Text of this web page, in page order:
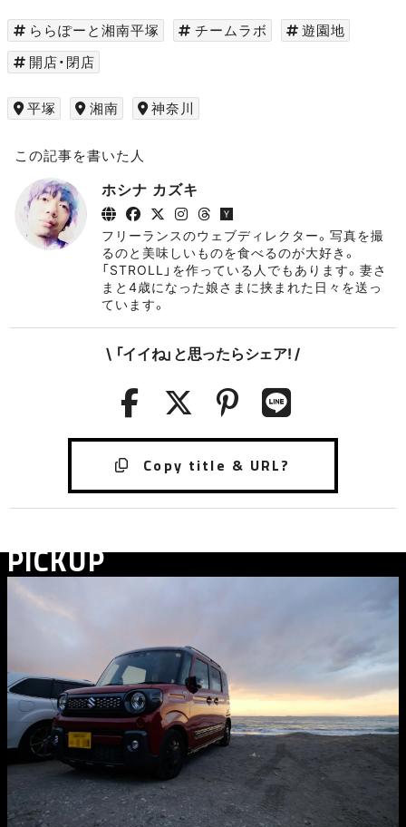
ららぽーと湘南平塚 チームラボ
遊園地
開店・閉店
平塚 湘南 神奈川
この記事を書いた人
ホシナ カズキ
フリーランスのウェブディレクター。写真を撮
るのと美味しいものを食べるのが大好き。
「STROLL」を作っている人でもあります。妻さ
まと4歳になった娘さまに挟まれた日々を送っ
ています。
\ 「イイね」と思ったらシェア! /
PICKUP